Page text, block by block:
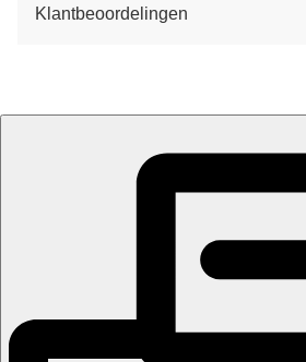
Klantbeoordelingen